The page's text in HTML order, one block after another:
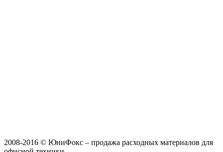
2008-2016 © ЮниФокс – продажа расходных материалов для